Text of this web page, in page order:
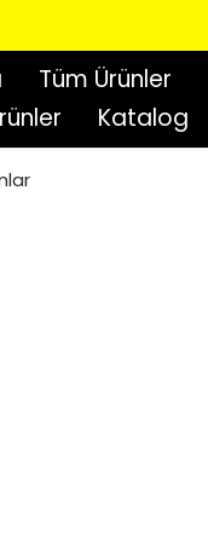
Tüm Ürünler
Katalog